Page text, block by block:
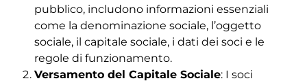
pubblico, includono informazioni essenziali
come la denominazione sociale, l’oggetto
sociale, il capitale sociale, i dati dei soci e le
regole di funzionamento.
Versamento del Capitale Sociale: I soci